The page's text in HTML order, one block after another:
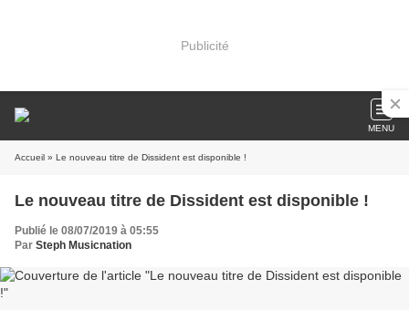
Publicité
MENU
Accueil » Le nouveau titre de Dissident est disponible !
Le nouveau titre de Dissident est disponible !
Publié le 08/07/2019 à 05:55
Par Steph Musicnation